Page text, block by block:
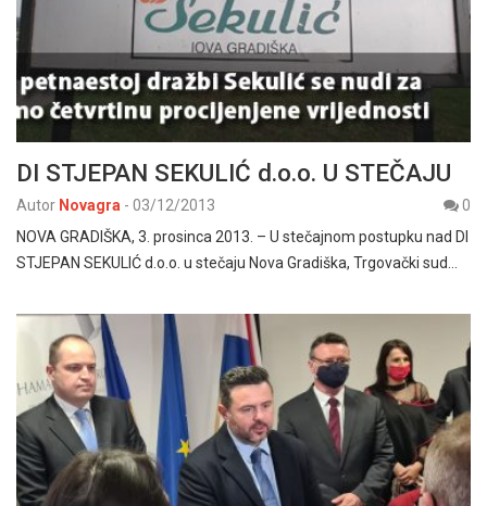
DI STJEPAN SEKULIĆ d.o.o. U STEČAJU
Autor Novagra - 03/12/2013
0
NOVA GRADIŠKA, 3. prosinca 2013. – U stečajnom postupku nad DI
STJEPAN SEKULIĆ d.o.o. u stečaju Nova Gradiška, Trgovački sud…